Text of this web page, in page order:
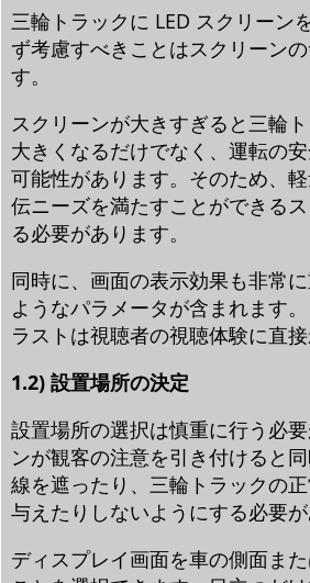
三輪トラックに LED スクリーン
ず考慮すべきことはスクリーン
す。
スクリーンが大きすぎると三輪
大きくなるだけでなく、運転の
可能性があります。そのため、
伝ニーズを満たすことができる
る必要があります。
同時に、画面の表示効果も非常
ようなパラメータが含まれます。
ラストは視聴者の視聴体験に直接
1.2) 設置場所の決定
設置場所の選択は慎重に行う必
ンが観客の注意を引き付けると
線を遮ったり、三輪トラックの
与えたりしないようにする必要が
ディスプレイ画面を車の側面ま